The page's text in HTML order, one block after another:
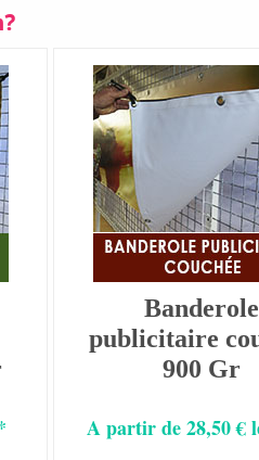
Banderole
publicitaire
900 Gr
A partir de 28,50 €